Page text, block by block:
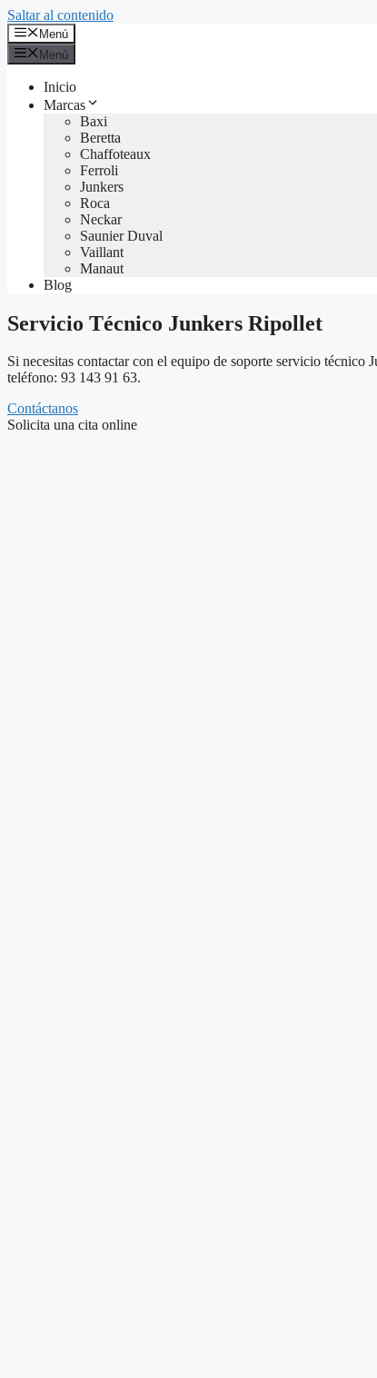
Saltar al contenido
Menú
Menú
Inicio
Marcas
Baxi
Beretta
Chaffoteaux
Ferroli
Junkers
Roca
Neckar
Saunier Duval
Vaillant
Manaut
Blog
Servicio Técnico Junkers Ripollet
Si necesitas contactar con el equipo de soporte servicio técnico
teléfono: 93 143 91 63.
Contáctanos
Solicita una cita online